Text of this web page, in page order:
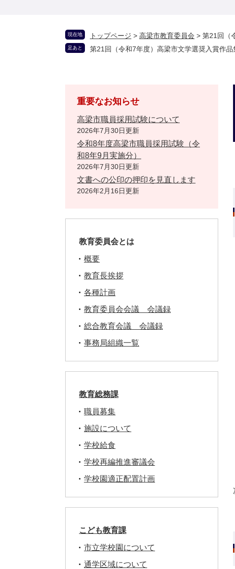
現在地 トップページ > 高梁市教育委員会 > 第21回（
足あと 第21回（令和7年度）高梁市文学選奨入賞作
重要なお知らせ
高梁市職員採用試験について
2026年7月30日更新
令和8年度高梁市職員採用試験（令
和8年9月実施分）
2026年7月30日更新
文書への公印の押印を見直します
2026年2月16日更新
教育委員会とは
概要
教育長挨拶
各種計画
教育委員会会議 会議録
総合教育会議 会議録
事務局組織一覧
教育総務課
職員募集
施設について
学校給食
学校再編推進審議会
学校園適正配置計画
こども教育課
市立学校園について
通学区域について